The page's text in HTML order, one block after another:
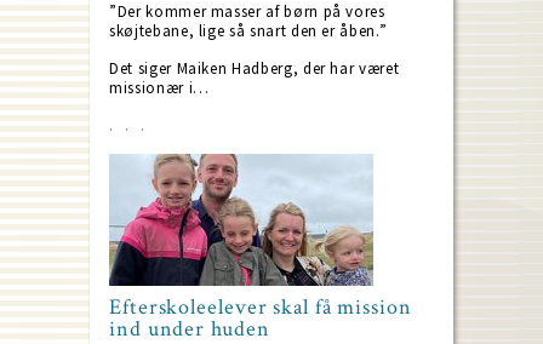
”Der kommer masser af børn på vores
skøjtebane, lige så snart den er åben.”
Det siger Maiken Hadberg, der har været
missionær i…
Efterskoleelever skal få mission
ind under huden